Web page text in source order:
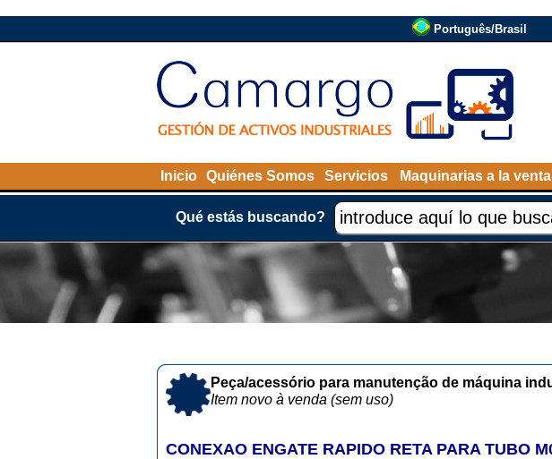
Português/Brasil
Inicio Quiénes Somos Servicios Maquinarias a la venta
Qué estás buscando?
Peça/acessório para manutenção de máquina
Item novo à venda (sem uso)
CONEXAO ENGATE RAPIDO RETA PARA TUBO